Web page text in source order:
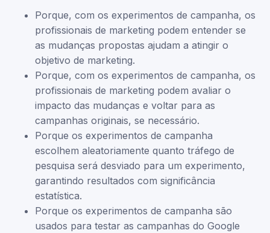
Porque, com os experimentos de campanha, os
profissionais de marketing podem entender se
as mudanças propostas ajudam a atingir o
objetivo de marketing.
Porque, com os experimentos de campanha, os
profissionais de marketing podem avaliar o
impacto das mudanças e voltar para as
campanhas originais, se necessário.
Porque os experimentos de campanha
escolhem aleatoriamente quanto tráfego de
pesquisa será desviado para um experimento,
garantindo resultados com significância
estatística.
Porque os experimentos de campanha são
usados para testar as campanhas do Google